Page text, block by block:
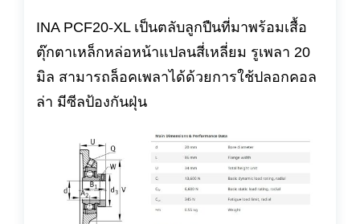
INA PCF20-XL เป็นตลับลูกปืนที่มาพร้อมเสื้อ
ตุ๊กตาเหล็กหล่อหน้าแปลนสี่เหลี่ยม รูเพลา 20
มิล สามารถล็อคเพลาได้ด้วยการใช้ปลอกคอล
ล่า มีซีลป้องกันฝุ่น